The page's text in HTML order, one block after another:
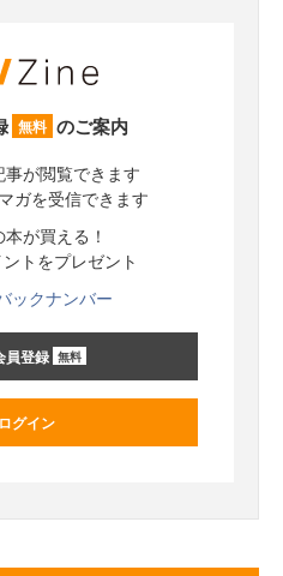
無料 のご案内
事が閲覧できます
ガを受信できます
本が買える！
トをプレゼント
ックナンバー
員登録 無料
ログイン